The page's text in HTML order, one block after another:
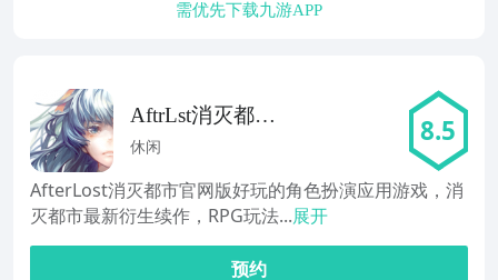
需优先下载九游APP
AftrLst消灭都市
官网
休闲 8.5
AfterLost消灭都市官网版好玩的角色扮演应用游戏，消
灭都市最新衍生续作，RPG玩法...展开
预约